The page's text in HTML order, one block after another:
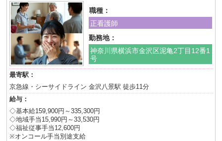
職種：
正看護師
勤務地：
神奈川県横浜市金沢区泥亀2丁目12番1
号
最寄駅：
京急線・シーサイドライン 金沢八景駅 徒歩11分
給与：
◇基本給159,900円～335,300円
◇地域手当15,990円～33,530円
◇福祉従事手当12,600円
※オンコール手当別途支給